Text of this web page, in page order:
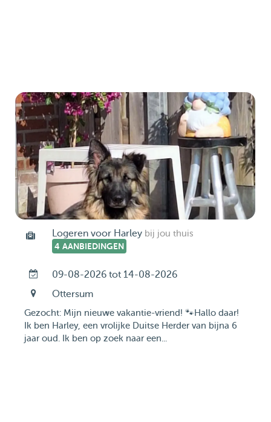
Logeren voor Harley bij jou thuis
4 AANBIEDINGEN
09-08-2026 tot 14-08-2026
Ottersum
​Gezocht: Mijn nieuwe vakantie-vriend! 🐾 ​Hallo daar!
Ik ben Harley, een vrolijke Duitse Herder van bijna 6
jaar oud. Ik ben op zoek naar een...